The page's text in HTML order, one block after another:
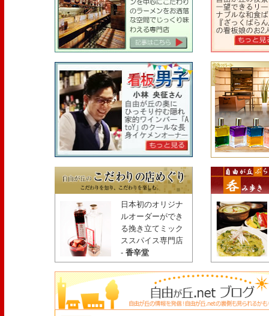
日本初のオリジナ
ルオーダーができ
る挽き立てミック
ススパイス専門店
- 香辛堂